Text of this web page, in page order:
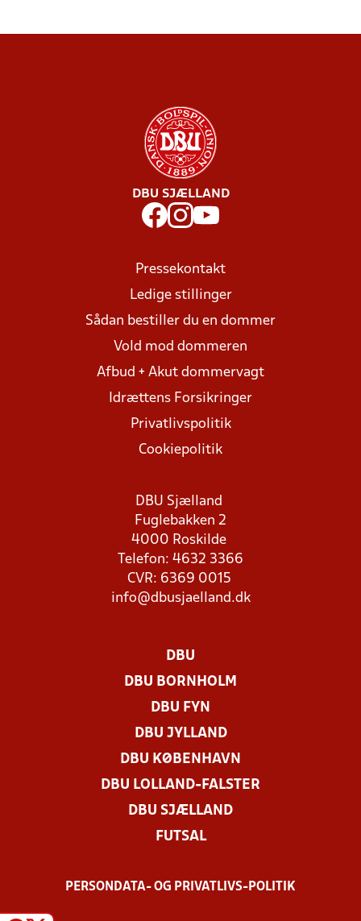
DBU SJÆLLAND
Pressekontakt
Ledige stillinger
Sådan bestiller du en dommer
Vold mod dommeren
Afbud + Akut dommervagt
Idrættens Forsikringer
Privatlivspolitik
Cookiepolitik
DBU Sjælland
Fuglebakken 2
4000 Roskilde
Telefon: 4632 3366
CVR: 6369 0015
info@dbusjaelland.dk
DBU
DBU BORNHOLM
DBU FYN
DBU JYLLAND
DBU KØBENHAVN
DBU LOLLAND-FALSTER
DBU SJÆLLAND
FUTSAL
PERSONDATA- OG PRIVATLIVS-POLITIK